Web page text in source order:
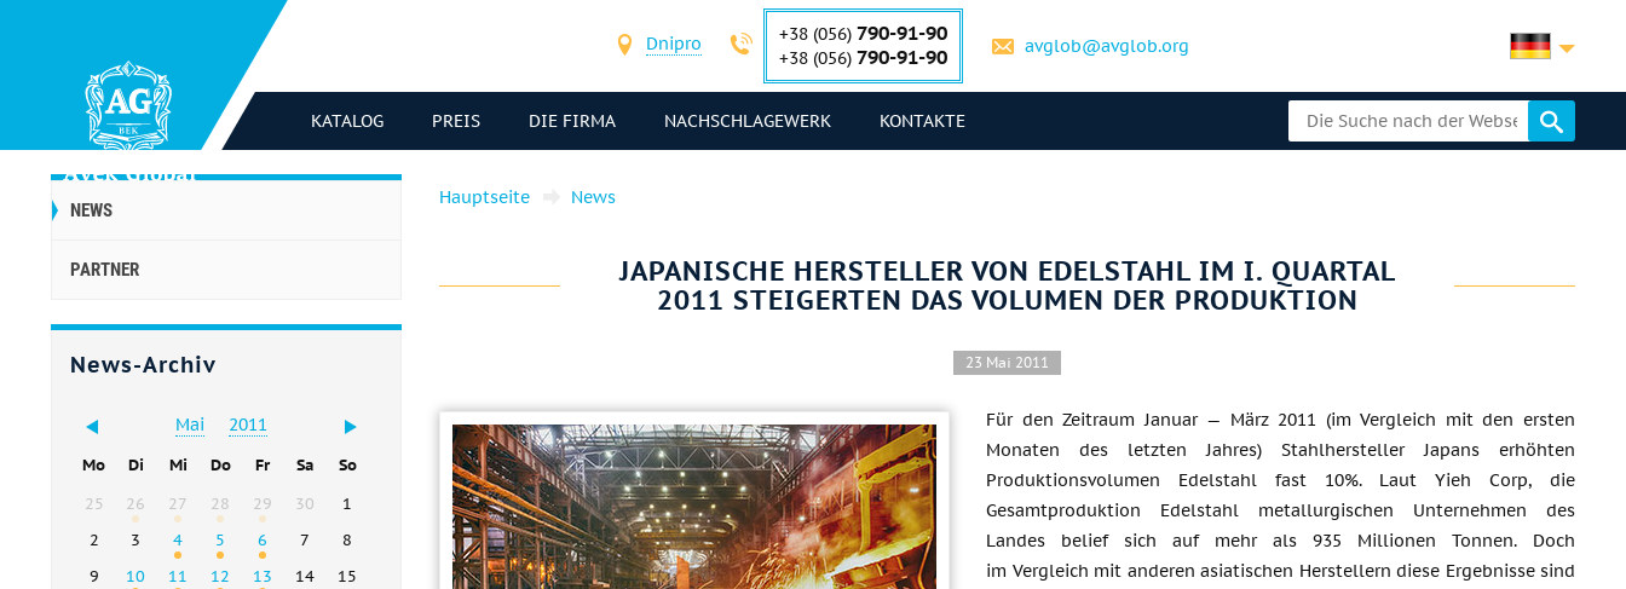
Dnipro +38 (056) 790-91-90
+38 (056) 790-91-90 avglob@avglob.org
KATALOG PREIS DIE FIRMA NACHSCHLAGEWERK KONTAKTE
NEWS
PARTNER
News-Archiv
Mai 2011
Mo Di Mi Do Fr Sa
So
25
26 27 28 29 30
1
2
3 4 5 6 7
8
9
10 11 12 13 14
15
Hauptseite News
JAPANISCHE HERSTELLER VON EDELSTAHL IM I. QUARTAL
2011 STEIGERTEN DAS VOLUMEN DER PRODUKTION
23 Mai 2011
Für den Zeitraum Januar — März 2011 (im Vergleich mit den ersten
Monaten des letzten Jahres) Stahlhersteller Japans erhöhten
Produktionsvolumen Edelstahl fast 10%. Laut Yieh Corp, die
Gesamtproduktion Edelstahl metallurgischen Unternehmen des
Landes belief sich auf mehr als 935 Millionen Tonnen. Doch
im Vergleich mit anderen asiatischen Herstellern diese Ergebnisse sind